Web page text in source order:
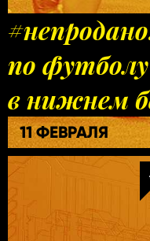
по
в нижнем
11 ФЕВРАЛЯ